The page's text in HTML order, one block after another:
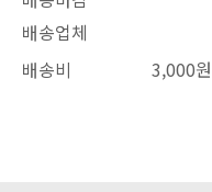
배송업체
배송비
3,000원